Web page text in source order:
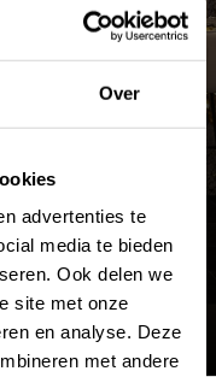
Over
advertenties te
media te bieden
Ook delen we
site met onze
en analyse. Deze
met andere